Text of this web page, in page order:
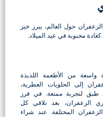
حول العالم، يبرز خبز
محبوبة في عيد الميلاد.
من الأطعمة اللذيذة
إلى الحلويات العطرية،
طبق لتجربة ممتعة. في فرز
الزعفران، بعد تلاقي كل
المختلفة. عند شراء